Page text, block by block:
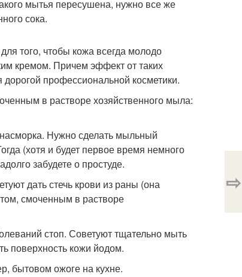
мытья пересушена, нужно все же
сока.
того, чтобы кожа всегда молодо
кремом. Причем эффект от таких
профессиональной косметики.
в растворе хозяйственного мыла:
Нужно сделать мыльный
(хотя и будет первое время немного
забудете о простуде.
дать стечь крови из раны (она
смоченным в растворе
стоп. Советуют тщательно мыть
поверхность кожи йодом.
бытовом ожоге на кухне.
⇨